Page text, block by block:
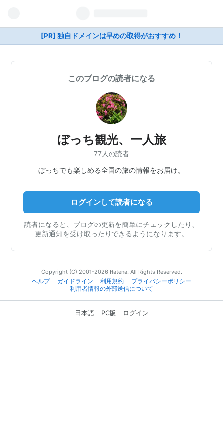
[PR] 独自ドメインは早めの取得がおすすめ！
このブログの読者になる
ぼっち観光、一人旅
77人の読者
ぼっちでも楽しめる全国の旅の情報をお届け。
ログインして読者になる
読者になると、ブログの更新を簡単にチェックしたり、
更新通知を受け取ったりできるようになります。
Copyright (C) 2001-2026 Hatena. All Rights Reserved.
ヘルプ
ガイドライン 利用規約
プライバシーポリシー
利用者情報の外部送信について
日本語 PC版 ログイン